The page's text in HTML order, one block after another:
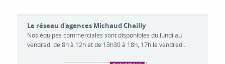
Le réseau d'agences Michaud Chailly
Nos équipes commerciales sont disponibles du lundi au
vendredi de 8h à 12h et de 13h30 à 18h, 17h le vendredi.